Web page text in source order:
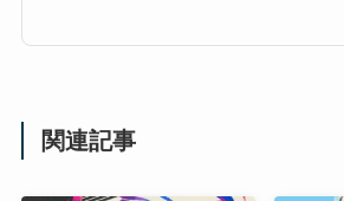
関連記事